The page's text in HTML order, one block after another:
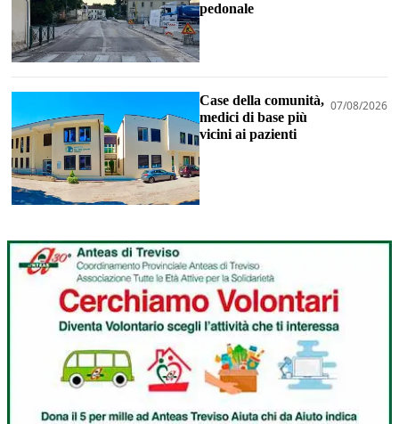
pedonale
Case della comunità,
medici di base più
vicini ai pazienti
07/08/2026